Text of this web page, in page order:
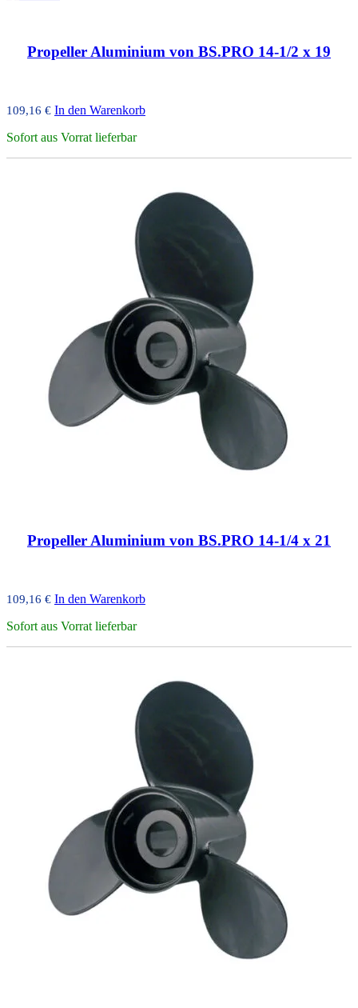
Propeller Aluminium von BS.PRO 14-1/2 x 19
109,16 € In den Warenkorb
Sofort aus Vorrat lieferbar
Propeller Aluminium von BS.PRO 14-1/4 x 21
109,16 € In den Warenkorb
Sofort aus Vorrat lieferbar